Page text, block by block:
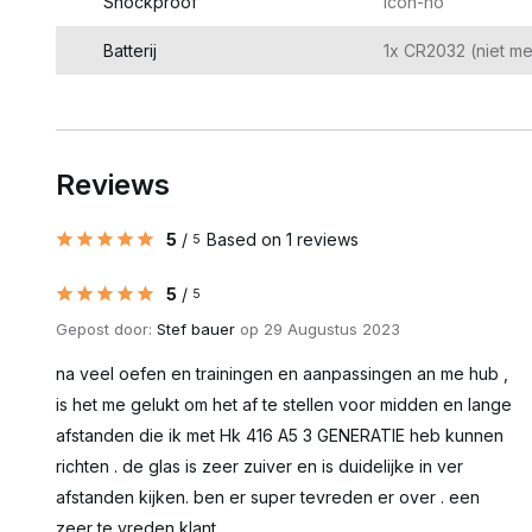
Batterij 1x CR2032 (niet
Reviews
5 / 5 Based on 1 reviews
5 / 5
Gepost door: Stef bauer op 29 Augustus 2023
na veel oefen en trainingen en aanpassingen an me hub ,
is het me gelukt om het af te stellen voor midden en lange
afstanden die ik met Hk 416 A5 3 GENERATIE heb kunnen
richten . de glas is zeer zuiver en is duidelijke in ver
afstanden kijken. ben er super tevreden er over . een
zeer te vreden klant.